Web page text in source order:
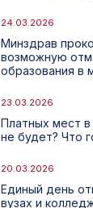
24.03.2026
Минздрав
возможную
образования в
23.03.2026
Платных мест
не будет? Что
20.03.2026
Единый день
вузах и